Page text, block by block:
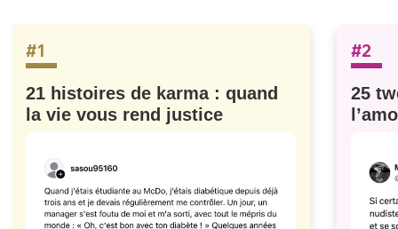
#1
21 histoires de karma : quand
la vie vous rend justice
#2
25